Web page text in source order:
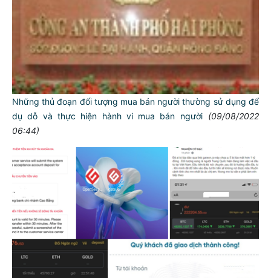
Những thủ đoạn đối tượng mua bán người thường sử dụng để
dụ dỗ và thực hiện hành vi mua bán người
(09/08/2022
06:44)